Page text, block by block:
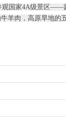
观国家4A级景区——
羊肉，高原旱地的